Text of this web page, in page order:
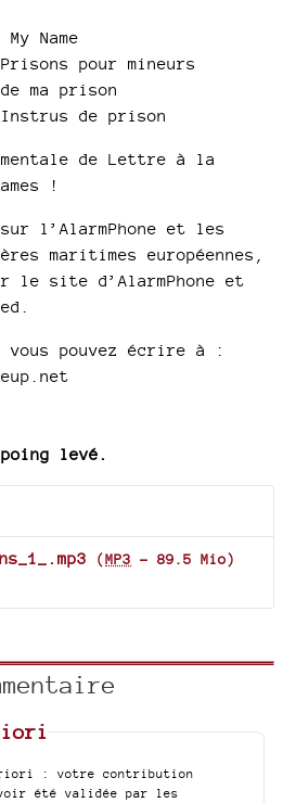
Name
pour mineurs
ma prison
- Instrus de prison
de Lettre à la
!
l’AlarmPhone et les
maritimes européennes,
le site d’AlarmPhone et
vous pouvez écrire à :
levé.
(MP3 - 89.5 Mio)
: votre contribution
été validée par les